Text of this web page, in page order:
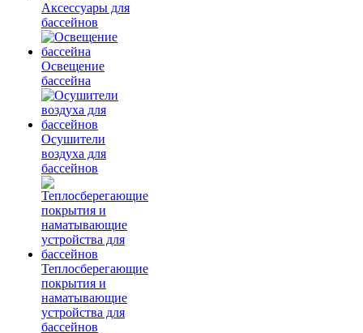
Аксессуары для
бассейнов
Освещение
бассейна
Осушители
воздуха для
бассейнов
Теплосберегающие
покрытия и
наматывающие
устройства для
бассейнов